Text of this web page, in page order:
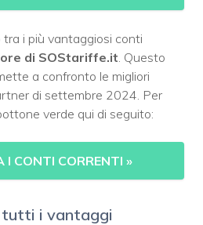
i più vantaggiosi conti
di SOStariffe.it . Questo
a confronto le migliori
di settembre 2024. Per
verde qui di seguito:
I CONTI CORRENTI »
tutti i vantaggi